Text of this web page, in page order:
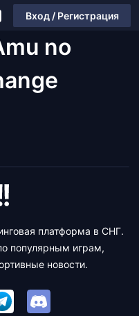
Вход / Регистрация
no
платформа в СНГ.
популярным играм,
новости.